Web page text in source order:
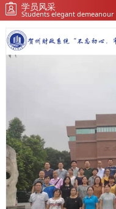
学员风采
Students elegant demeanour